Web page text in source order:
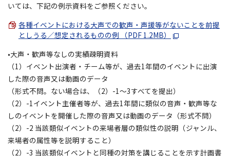
いては、下記の例示資料をご参照ください。
各種イベントにおける大声での歓声・声援等がないことを前提
としうる／想定されるものの例 （PDF 1.2MB）
•大声・歓声等なしの実績疎明資料
（1）イベント出演者・チーム等が、過去1年間のイベントに出演
した際の音声又は動画のデータ
（形式不問。ない場合は、（2）-1～3すべてを提出）
（2）-1イベント主催者等が、過去1年間に類似の音声・歓声等な
しのイベントを開催した際の音声又は動画のデータ（形式不問）
（2）-2 当該類似イベントの来場者層の類似性の説明（ジャンル、
来場者の属性等を説明すること）
（2）-3 当該類似イベントと同種の対策を講じることを示す計画書